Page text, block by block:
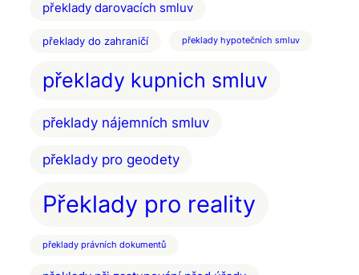
překlady darovacích smluv
překlady do zahraničí překlady hypotečních smluv
překlady kupnich smluv
překlady nájemních smluv
překlady pro geodety
Překlady pro reality
překlady právních dokumentů